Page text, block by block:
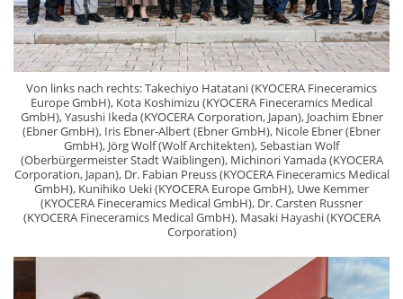
Von links nach rechts: Takechiyo Hatatani (KYOCERA Fineceramics
Europe GmbH), Kota Koshimizu (KYOCERA Fineceramics Medical
GmbH), Yasushi Ikeda (KYOCERA Corporation, Japan), Joachim Ebner
(Ebner GmbH), Iris Ebner-Albert (Ebner GmbH), Nicole Ebner (Ebner
GmbH), Jörg Wolf (Wolf Architekten), Sebastian Wolf
(Oberbürgermeister Stadt Waiblingen), Michinori Yamada (KYOCERA
Corporation, Japan), Dr. Fabian Preuss (KYOCERA Fineceramics Medical
GmbH), Kunihiko Ueki (KYOCERA Europe GmbH), Uwe Kemmer
(KYOCERA Fineceramics Medical GmbH), Dr. Carsten Russner
(KYOCERA Fineceramics Medical GmbH), Masaki Hayashi (KYOCERA
Corporation)